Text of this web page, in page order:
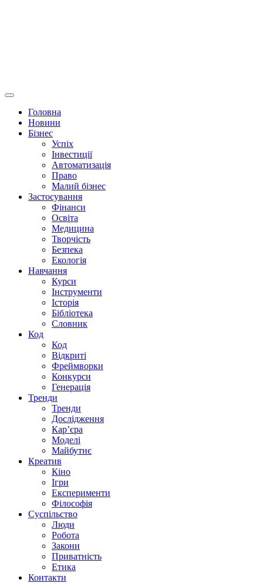
Головна
Новини
Бізнес
Успіх
Інвестиції
Автоматизація
Право
Малий бізнес
Застосування
Фінанси
Освіта
Медицина
Творчість
Безпека
Екологія
Навчання
Курси
Інструменти
Історія
Бібліотека
Словник
Код
Код
Відкриті
Фреймворки
Конкурси
Генерація
Тренди
Тренди
Дослідження
Кар’єра
Моделі
Майбутнє
Креатив
Кіно
Ігри
Експерименти
Філософія
Суспільство
Люди
Робота
Закони
Приватність
Етика
Контакти